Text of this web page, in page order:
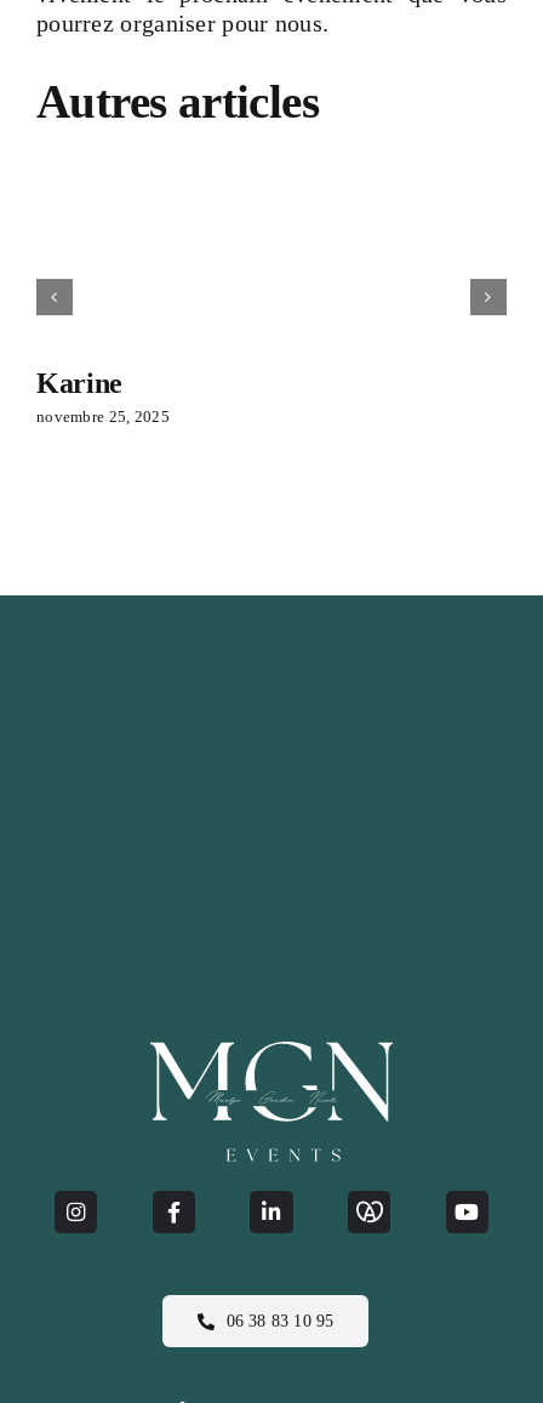
pourrez organiser pour nous.
Autres articles
Karine
novembre 25, 2025
06 38 83 10 95